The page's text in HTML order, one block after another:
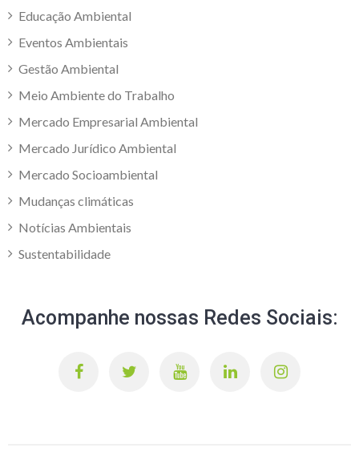
Educação Ambiental
Eventos Ambientais
Gestão Ambiental
Meio Ambiente do Trabalho
Mercado Empresarial Ambiental
Mercado Jurídico Ambiental
Mercado Socioambiental
Mudanças climáticas
Notícias Ambientais
Sustentabilidade
Acompanhe nossas Redes Sociais: